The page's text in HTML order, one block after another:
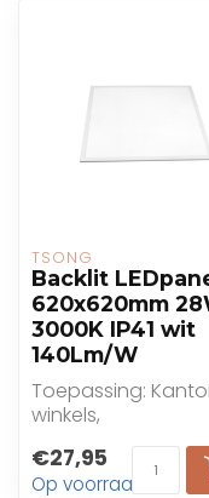
TSONG
Backlit
620x620mm
3000K IP41 wit
140Lm/W
Toepassing:
winkels,
gezondheidszorg,
onderwijs
€27,95
Op voorraad